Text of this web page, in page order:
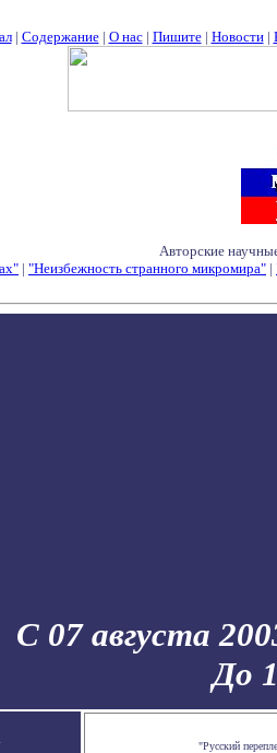
| Содержание| О нас| Пишите| Новости|
Авторские
| "Неизбежность странного микромира" |
С 07 августа
До
"Русский